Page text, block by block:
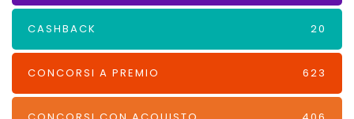
CASHBACK 20
CONCORSI A PREMIO 623